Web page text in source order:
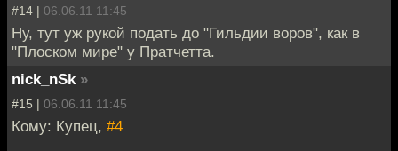
#14 | 06.06.11 11:45
Ну, тут уж рукой подать до "Гильдии воров", как в
"Плоском мире" у Пратчетта.
nick_nSk »
#15 | 06.06.11 11:45
Кому: Купец, #4